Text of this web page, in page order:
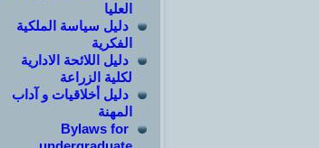
العليا
دليل سياسة الملكية
الفكرية
دليل اللائحة الادارية
لكلية الزراعة
دليل أخلاقيات و آداب
المهنة
Bylaws for